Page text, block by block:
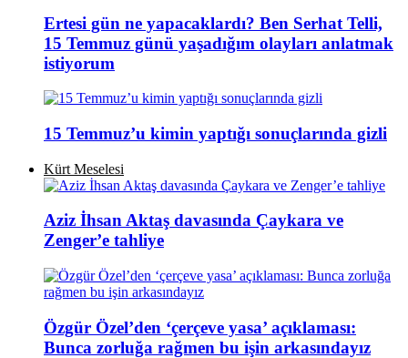
Ertesi gün ne yapacaklardı? Ben Serhat Telli,
15 Temmuz günü yaşadığım olayları anlatmak
istiyorum
15 Temmuz’u kimin yaptığı sonuçlarında gizli
Kürt Meselesi
Aziz İhsan Aktaş davasında Çaykara ve
Zenger’e tahliye
Özgür Özel’den ‘çerçeve yasa’ açıklaması:
Bunca zorluğa rağmen bu işin arkasındayız